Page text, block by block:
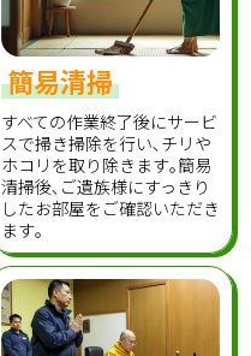
簡易清掃
すべての作業終了後にサービ
スで掃き掃除を行い､チリや
ホコリを取り除きます｡簡易
清掃後､ご遺族様にすっきり
したお部屋をご確認いただき
ます｡